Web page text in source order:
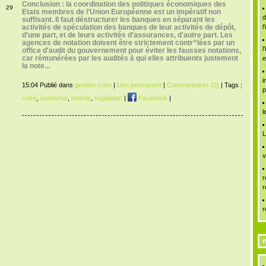
29
Conclusion : la coordination des politiques économiques des
Etats membres de l'Union Européenne est un impératif non
suffisant. Il faut déstructurer les banques en séparant les
activités de spéculation des banques de leur activités de dépôt,
d'une part, et de leurs activités d'assurances, d'autre part. Les
agences de notation doivent être strictement contr^lées par un
office d'audit du gouvernement pour éviter les fausses notations,
car rémunérées par les audités à qui elles attribuents justement
la note...
15:04 Publié dans gestion crise| Lien permanent| Commentaires (0) | Tags :
crise, économie, monde, régulation| Facebook |